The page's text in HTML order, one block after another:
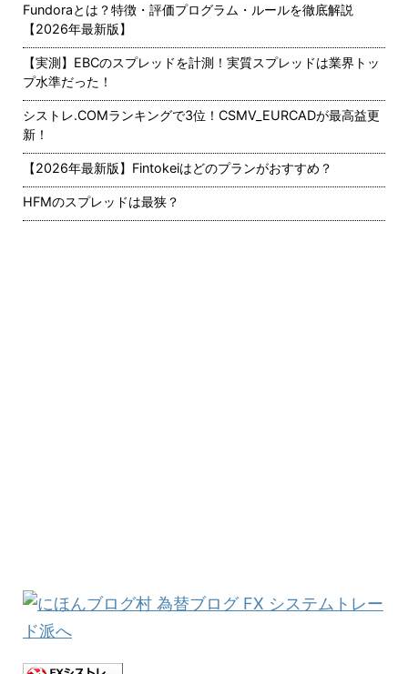
Fundoraとは？特徴・評価プログラム・ルールを徹底解説
【2026年最新版】
【実測】EBCのスプレッドを計測！実質スプレッドは業界トッ
プ水準だった！
シストレ.COMランキングで3位！CSMV_EURCADが最高益更
新！
【2026年最新版】Fintokeiはどのプランがおすすめ？
HFMのスプレッドは最狭？